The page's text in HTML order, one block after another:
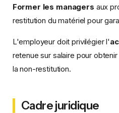
Former les managers aux
restitution du matériel pour
L'employeur doit privilégier l'
retenue sur salaire pour
la non-restitution.
Cadre juridique